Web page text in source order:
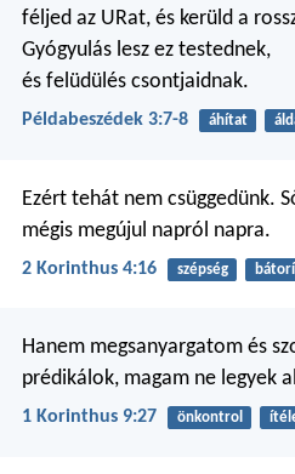
féljed az URat, és kerüld a
Gyógyulás lesz ez testednek,
és felüdülés csontjaidnak.
Példabeszédek 3:7-8 áhítat
Ezért tehát nem csüggedünk.
mégis megújul napról napra.
2 Korinthus 4:16 szépség
Hanem megsanyargatom és
prédikálok, magam ne legyek
1 Korinthus 9:27 önkontrol